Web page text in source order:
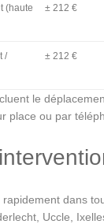
(haute
± 212 €
/
± 212 €
le
place ou par
dans
Uccle,